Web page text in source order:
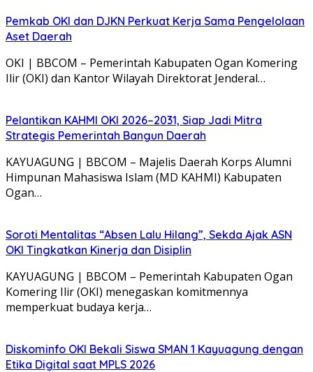
Pemkab OKI dan DJKN Perkuat Kerja Sama Pengelolaan
Aset Daerah
OKI | BBCOM – Pemerintah Kabupaten Ogan Komering
Ilir (OKI) dan Kantor Wilayah Direktorat Jenderal…
Pelantikan KAHMI OKI 2026–2031, Siap Jadi Mitra
Strategis Pemerintah Bangun Daerah
KAYUAGUNG | BBCOM – Majelis Daerah Korps Alumni
Himpunan Mahasiswa Islam (MD KAHMI) Kabupaten
Ogan…
Soroti Mentalitas “Absen Lalu Hilang”, Sekda Ajak ASN
OKI Tingkatkan Kinerja dan Disiplin
KAYUAGUNG | BBCOM – Pemerintah Kabupaten Ogan
Komering Ilir (OKI) menegaskan komitmennya
memperkuat budaya kerja…
Diskominfo OKI Bekali Siswa SMAN 1 Kayuagung dengan
Etika Digital saat MPLS 2026